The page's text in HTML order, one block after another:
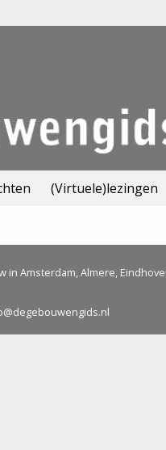
(Virtuele)lezingen
Amsterdam, Almere,